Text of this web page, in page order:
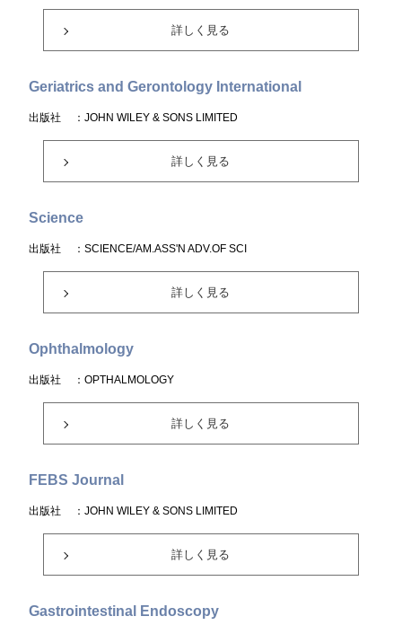
詳しく見る
Geriatrics and Gerontology International
出版社 ：JOHN WILEY & SONS LIMITED
詳しく見る
Science
出版社 ：SCIENCE/AM.ASS'N ADV.OF SCI
詳しく見る
Ophthalmology
出版社 ：OPTHALMOLOGY
詳しく見る
FEBS Journal
出版社 ：JOHN WILEY & SONS LIMITED
詳しく見る
Gastrointestinal Endoscopy